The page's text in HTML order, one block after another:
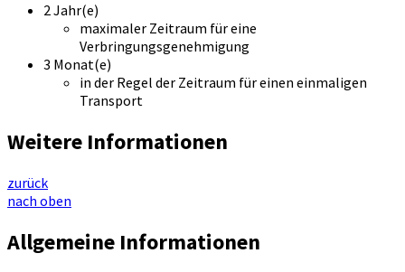
2 Jahr(e)
maximaler Zeitraum für eine
Verbringungsgenehmigung
3 Monat(e)
in der Regel der Zeitraum für einen einmaligen
Transport
Weitere Informationen
zurück
nach oben
Allgemeine Informationen